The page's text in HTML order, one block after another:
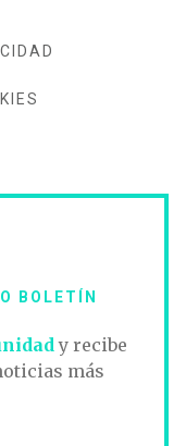
BOLETÍN
y recibe
más